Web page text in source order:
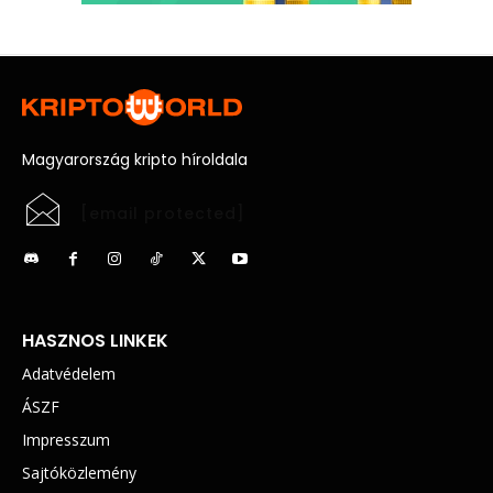
Magyarország kripto híroldala
HASZNOS LINKEK
Adatvédelem
ÁSZF
Impresszum
Sajtóközlemény